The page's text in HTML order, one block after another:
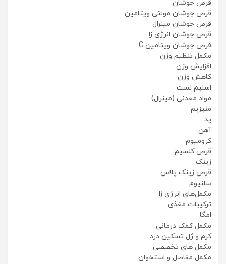
قرص جوشان
قرص جوشان مولتی ویتامین
قرص جوشان مینرال
قرص جوشان انرژی زا
قرص جوشان ویتامین C
مکمل تنظیم وزن
افزایش وزن
کاهش وزن
اسلیم لست
مواد معدنی (مینرال)
منیزیم
ید
آهن
کرومیوم
قرص کلسیم
زینک
قرص زینک پلاس
سلنیوم
مکمل‌های انرژی زا
ترکیبات مغذی
امگا
مکمل کمک درمانی
کرم و ژل تسکین درد
مکمل های تخصصی
مکمل مفاصل و استخوان